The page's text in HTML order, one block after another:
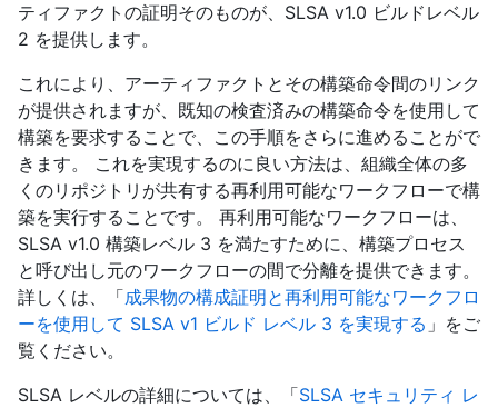
ティファクトの証明そのものが、SLSA v1.0 ビルドレベル
2 を提供します。
これにより、アーティファクトとその構築命令間のリンク
が提供されますが、既知の検査済みの構築命令を使用して
構築を要求することで、この手順をさらに進めることがで
きます。 これを実現するのに良い方法は、組織全体の多
くのリポジトリが共有する再利用可能なワークフローで構
築を実行することです。 再利用可能なワークフローは、
SLSA v1.0 構築レベル 3 を満たすために、構築プロセス
と呼び出し元のワークフローの間で分離を提供できます。
詳しくは、「成果物の構成証明と再利用可能なワークフロ
ーを使用して SLSA v1 ビルド レベル 3 を実現する 」をご
覧ください。
SLSA レベルの詳細については、「SLSA セキュリティ レ